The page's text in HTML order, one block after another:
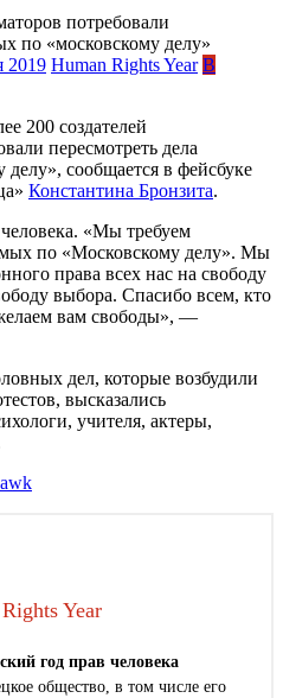
2019 Human Rights Year В
200 создателей
пересмотреть дела
сообщается в фейсбуке
Константина Бронзита.
«Мы требуем
по «Московскому делу». Мы
права всех нас на свободу
выбора. Спасибо всем, кто
вам свободы», —
дел, которые возбудили
высказались
учителя, актеры,
Year
год прав человека
общество, в том числе его